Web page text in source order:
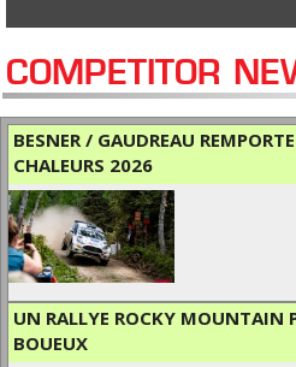
COMPETITOR
BESNER / GAUDREAU
CHALEURS 2026
UN RALLYE ROCKY MOUNTAIN
BOUEUX